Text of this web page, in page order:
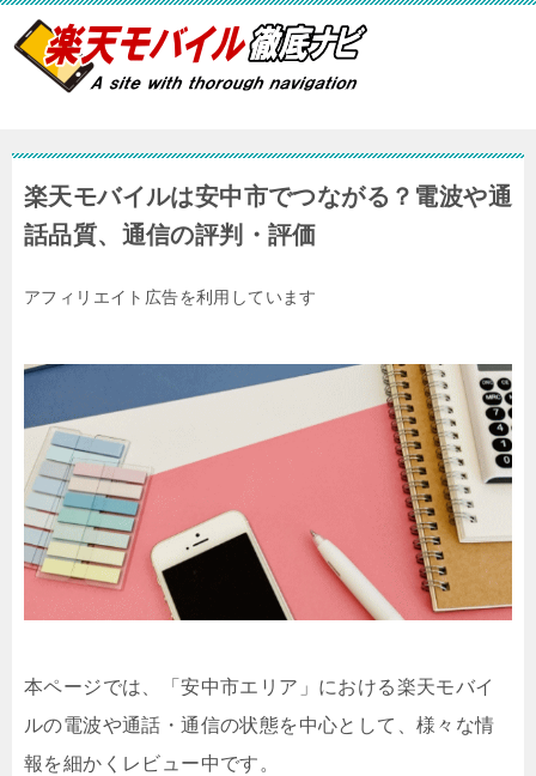
楽天モバイルは安中市でつながる？電波や通
話品質、通信の評判・評価
アフィリエイト広告を利用しています
本ページでは、「安中市エリア」における楽天モバイ
ルの電波や通話・通信の状態を中心として、様々な情
報を細かくレビュー中です。